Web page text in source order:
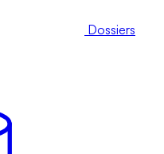
Dossiers